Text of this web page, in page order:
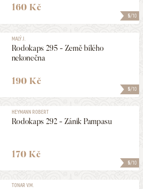
5/10
160 Kč
5/10
MALÝ J.
Rodokaps 295 - Země bílého
nekonečna
190 Kč
5/10
HEYMANN ROBERT
Rodokaps 292 - Zánik Pampasu
170 Kč
TONAR V.M.